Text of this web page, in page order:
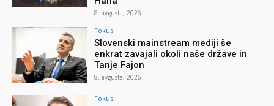
8. avgusta, 2026
Fokus
Slovenski mainstream mediji še
enkrat zavajali okoli naše države in
Tanje Fajon
8. avgusta, 2026
Fokus